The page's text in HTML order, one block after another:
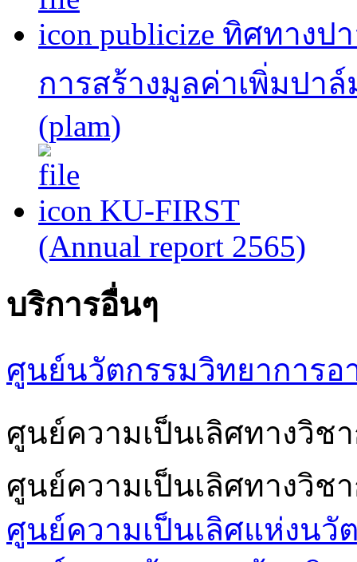
publicize ทิศทาง
การสร้างมูลค่าเพิ่มปา
(plam)
KU-FIRST
(Annual report 2565)
บริการอื่นๆ
ศูนย์นวัตกรรมวิทยาการอ
ศูนย์ความเป็นเลิศทางวิช
ศูนย์ความเป็นเลิศทางวิ
ศูนย์ความเป็นเลิศแห่งนวั